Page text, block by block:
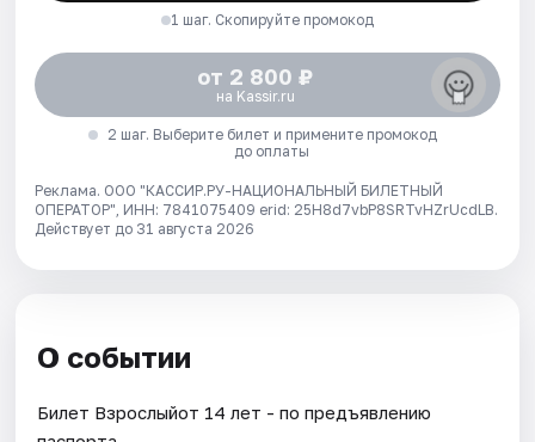
1 шаг. Скопируйте промокод
от 2 800 ₽
на Kassir.ru
2 шаг. Выберите билет и примените промокод
до оплаты
Реклама. ООО "КАССИР.РУ-НАЦИОНАЛЬНЫЙ БИЛЕТНЫЙ
ОПЕРАТОР", ИНН: 7841075409 erid: 25H8d7vbP8SRTvHZrUcdLB.
Действует до 31 августа 2026
О событии
Билет Взрослыйот 14 лет - по предъявлению